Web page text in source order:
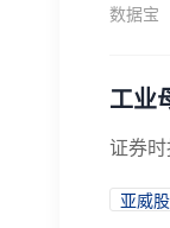
数据宝
工业
证券
亚威